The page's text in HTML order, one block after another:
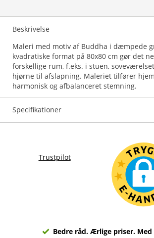
Beskrivelse
Maleri med motiv af Buddha i dæmpede
kvadratiske format på 80x80 cm gør det
forskellige rum, f.eks. i stuen,
hjørne til afslapning. Maleriet tilfører
harmonisk og afbalanceret stemning.
Specifikationer
Trustpilot
Bedre råd. Ærlige priser.